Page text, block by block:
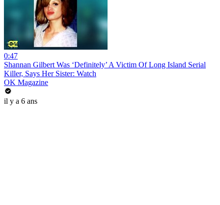
0:47
Shannan Gilbert Was ‘Definitely’ A Victim Of Long Island Serial
Killer, Says Her Sister: Watch
OK Magazine
il y a 6 ans